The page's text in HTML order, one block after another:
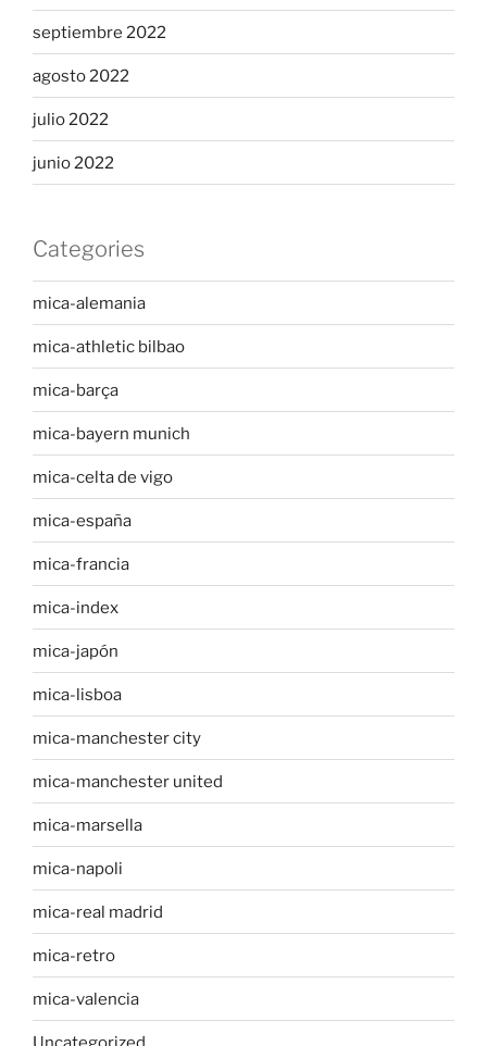
septiembre 2022
agosto 2022
julio 2022
junio 2022
Categories
mica-alemania
mica-athletic bilbao
mica-barça
mica-bayern munich
mica-celta de vigo
mica-españa
mica-francia
mica-index
mica-japón
mica-lisboa
mica-manchester city
mica-manchester united
mica-marsella
mica-napoli
mica-real madrid
mica-retro
mica-valencia